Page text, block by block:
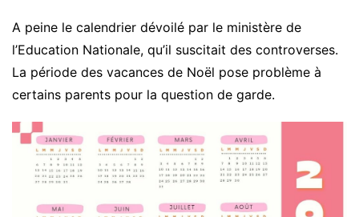
A peine le calendrier dévoilé par le ministère de
l’Education Nationale, qu’il suscitait des controverses.
La période des vacances de Noël pose problème à
certains parents pour la question de garde.